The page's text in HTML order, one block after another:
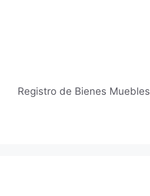
Registro de Bienes Muebles